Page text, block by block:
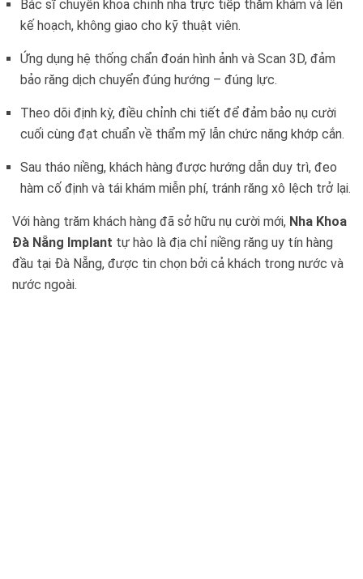
Bác sĩ chuyên khoa chỉnh nha trực tiếp thăm khám và lên
kế hoạch, không giao cho kỹ thuật viên.
Ứng dụng hệ thống chẩn đoán hình ảnh và Scan 3D, đảm
bảo răng dịch chuyển đúng hướng – đúng lực.
Theo dõi định kỳ, điều chỉnh chi tiết để đảm bảo nụ cười
cuối cùng đạt chuẩn về thẩm mỹ lẫn chức năng khớp cắn.
Sau tháo niềng, khách hàng được hướng dẫn duy trì, đeo
hàm cố định và tái khám miễn phí, tránh răng xô lệch trở lại.
Với hàng trăm khách hàng đã sở hữu nụ cười mới, Nha Khoa
Đà Nẵng Implant tự hào là địa chỉ niềng răng uy tín hàng
đầu tại Đà Nẵng, được tin chọn bởi cả khách trong nước và
nước ngoài.